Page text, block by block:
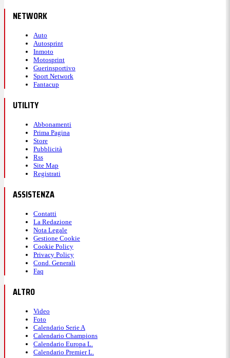
NETWORK
Auto
Autosprint
Inmoto
Motosprint
Guerinsportivo
Sport Network
Fantacup
UTILITY
Abbonamenti
Prima Pagina
Store
Pubblicità
Rss
Site Map
Registrati
ASSISTENZA
Contatti
La Redazione
Nota Legale
Gestione Cookie
Cookie Policy
Privacy Policy
Cond. Generali
Faq
ALTRO
Video
Foto
Calendario Serie A
Calendario Champions
Calendario Europa L.
Calendario Premier L.